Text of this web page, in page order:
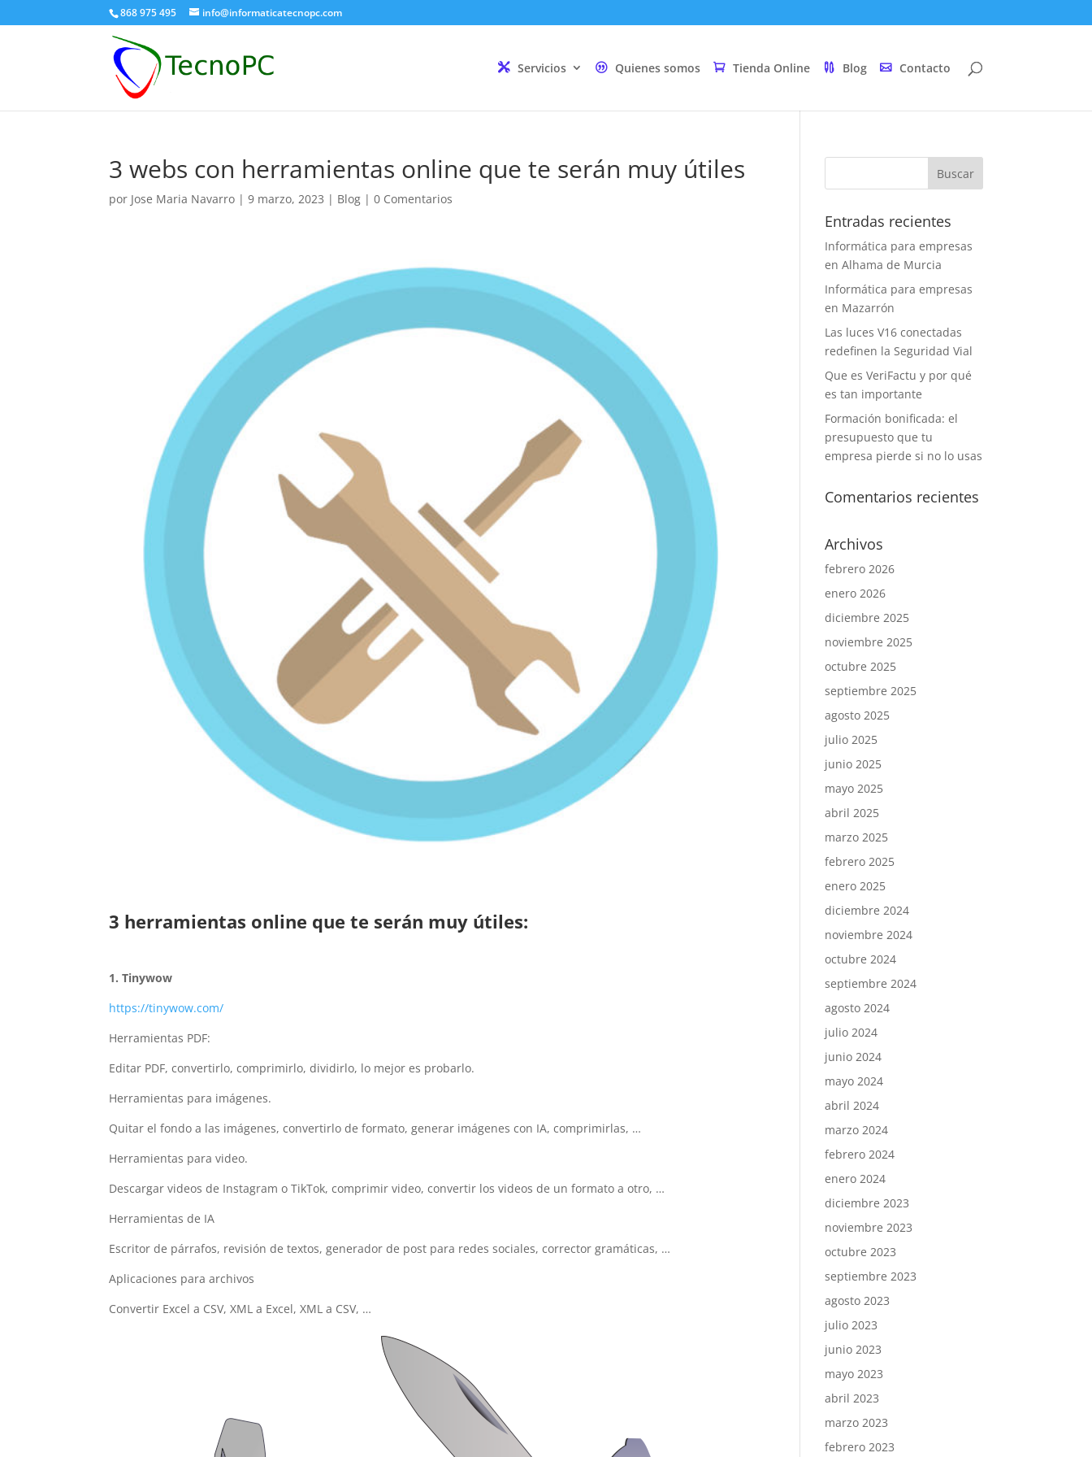
868 975 495 info@informaticatecnopc.com
Servicios Quienes somos Tienda Online Blog Contacto
3 webs con herramientas online que te serán muy útiles
por Jose Maria Navarro |9 marzo, 2023 | Blog |0 Comentarios
3 herramientas online que te serán muy útiles:
1. Tinywow
https://tinywow.com/
Herramientas PDF:
Editar PDF, convertirlo, comprimirlo, dividirlo, lo mejor es probarlo.
Herramientas para imágenes.
Quitar el fondo a las imágenes, convertirlo de formato, generar imágenes con IA, comprimirlas, …
Herramientas para video.
Descargar videos de Instagram o TikTok, comprimir video, convertir los videos de un formato a otro, …
Herramientas de IA
Escritor de párrafos, revisión de textos, generador de post para redes sociales, corrector gramáticas, …
Aplicaciones para archivos
Convertir Excel a CSV, XML a Excel, XML a CSV, …
Entradas recientes
Informática para empresas
en Alhama de Murcia
Informática para empresas
en Mazarrón
Las luces V16 conectadas
redefinen la Seguridad Vial
Que es VeriFactu y por qué
es tan importante
Formación bonificada: el
presupuesto que tu
empresa pierde si no lo usas
Comentarios recientes
Archivos
febrero 2026
enero 2026
diciembre 2025
noviembre 2025
octubre 2025
septiembre 2025
agosto 2025
julio 2025
junio 2025
mayo 2025
abril 2025
marzo 2025
febrero 2025
enero 2025
diciembre 2024
noviembre 2024
octubre 2024
septiembre 2024
agosto 2024
julio 2024
junio 2024
mayo 2024
abril 2024
marzo 2024
febrero 2024
enero 2024
diciembre 2023
noviembre 2023
octubre 2023
septiembre 2023
agosto 2023
julio 2023
junio 2023
mayo 2023
abril 2023
marzo 2023
febrero 2023